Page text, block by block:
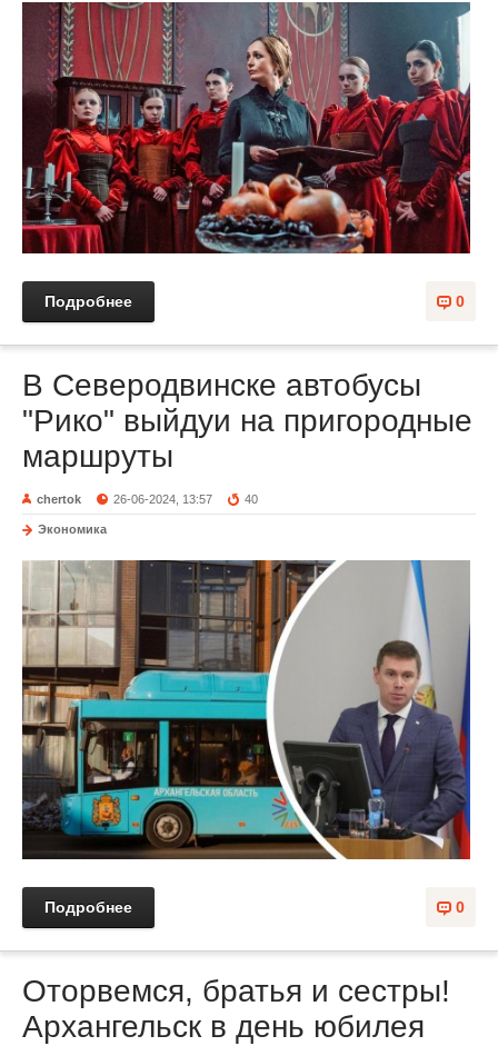
0
Подробнее
В Северодвинске автобусы
"Рико" выйдуи на пригородные
маршруты
chertok 26-06-2024, 13:57 40
Экономика
0
Подробнее
Оторвемся, братья и сестры!
Архангельск в день юбилея